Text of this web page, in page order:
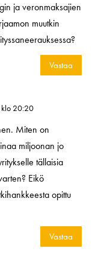
ja veronmaksajien
muutkin
Vastaa
20:20
Miten on
miljoonan jo
tällaisia
Eikö
opittu
Vastaa